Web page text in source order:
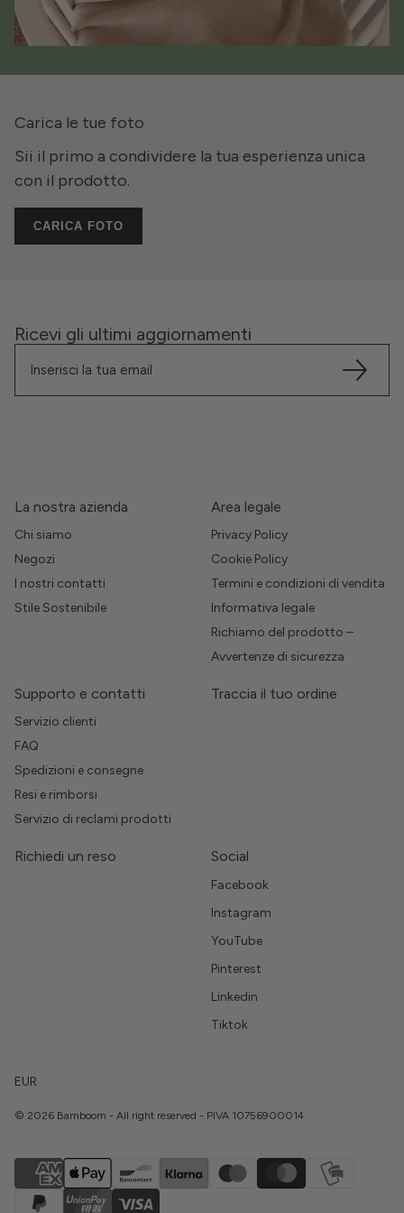
Carica le tue foto
Sii il primo a condividere la tua esperienza unica
con il prodotto.
CARICA FOTO
Ricevi gli ultimi aggiornamenti
La nostra azienda
Chi siamo
Negozi
I nostri contatti
Stile Sostenibile
Area legale
Privacy Policy
Cookie Policy
Termini e condizioni di vendita
Informativa legale
Richiamo del prodotto –
Avvertenze di sicurezza
Supporto e contatti
Servizio clienti
FAQ
Spedizioni e consegne
Resi e rimborsi
Servizio di reclami prodotti
Traccia il tuo ordine
Richiedi un reso Social
Facebook
Instagram
YouTube
Pinterest
Linkedin
Tiktok
EUR
© 2026 Bamboom - All right reserved - PIVA 10756900014